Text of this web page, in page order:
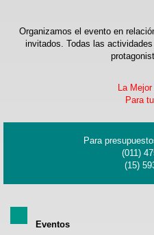
Organizamos el evento en
invitados. Todas las
La
Para
Para
(011)
(15)
Eventos